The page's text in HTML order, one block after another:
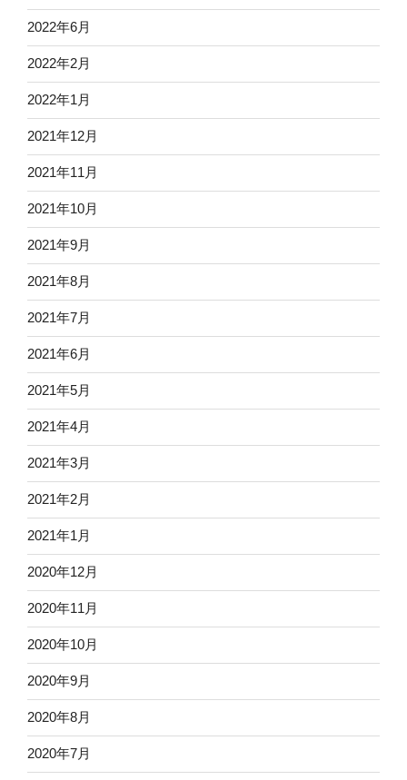
2022年6月
2022年2月
2022年1月
2021年12月
2021年11月
2021年10月
2021年9月
2021年8月
2021年7月
2021年6月
2021年5月
2021年4月
2021年3月
2021年2月
2021年1月
2020年12月
2020年11月
2020年10月
2020年9月
2020年8月
2020年7月